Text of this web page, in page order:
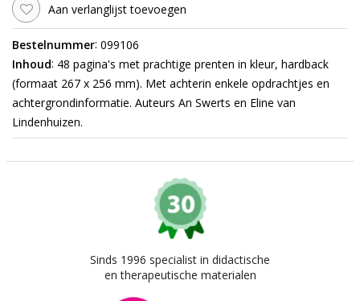
Aan verlanglijst toevoegen
Bestelnummer: 099106
Inhoud: 48 pagina's met prachtige prenten in kleur, hardback
(formaat 267 x 256 mm). Met achterin enkele opdrachtjes en
achtergrondinformatie. Auteurs An Swerts en Eline van
Lindenhuizen.
Sinds 1996 specialist in didactische
en therapeutische materialen